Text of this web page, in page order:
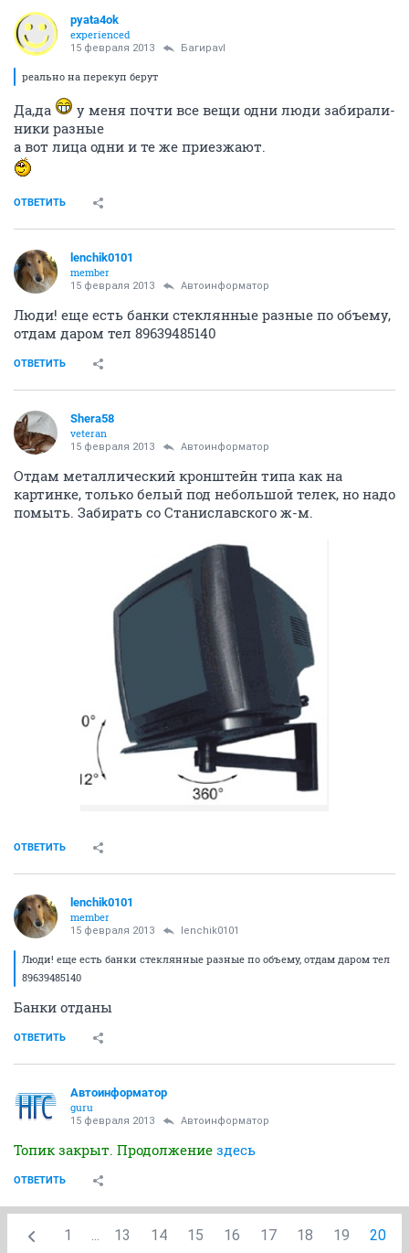
pyata4ok
experienced
15 февраля 2013 Багираvl
реально на перекуп берут
Да,да
у меня почти все вещи одни люди забирали-
ники разные
а вот лица одни и те же приезжают.
ОТВЕТИТЬ
lenchik0101
member
15 февраля 2013 Автоинформатор
Люди! еще есть банки стеклянные разные по объему,
отдам даром тел 89639485140
ОТВЕТИТЬ
Shera58
veteran
15 февраля 2013 Автоинформатор
Отдам металлический кронштейн типа как на
картинке, только белый под небольшой телек, но надо
помыть. Забирать со Станиславского ж-м.
ОТВЕТИТЬ
lenchik0101
member
15 февраля 2013 lenchik0101
Люди! еще есть банки стеклянные разные по объему, отдам даром тел
89639485140
Банки отданы
ОТВЕТИТЬ
Автоинформатор
guru
15 февраля 2013 Автоинформатор
Топик закрыт. Продолжение здесь
ОТВЕТИТЬ
1 ... 13 14 15 16 17 18 19 20